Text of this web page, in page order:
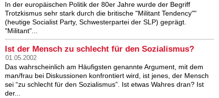
In der europäischen Politik der 80er Jahre wurde der Begriff
Trotzkismus sehr stark durch die britische "Militant Tendency""
(heutige Socialist Party, Schwesterpartei der SLP) geprägt.
"Militant"...
Ist der Mensch zu schlecht für den Sozialismus?
01.05.2002
Das wahrscheinlich am Häufigsten genannte Argument, mit dem
man/frau bei Diskussionen konfrontiert wird, ist jenes, der Mensch
sei “zu schlecht für den Sozialismus”. Ist etwas Wahres dran? Ist
der...